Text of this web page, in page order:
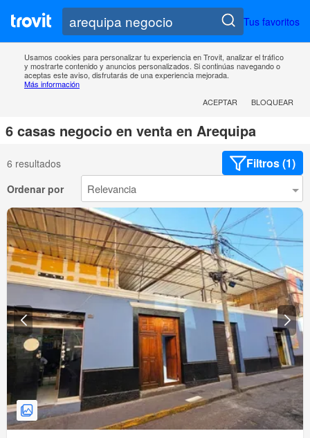
Tus favoritos
Usamos cookies para personalizar tu experiencia en Trovit, analizar el tráfico
y mostrarte contenido y anuncios personalizados. Si continúas navegando o
aceptas este aviso, disfrutarás de una experiencia mejorada.
Más información
ACEPTAR
BLOQUEAR
6 casas negocio en venta en Arequipa
6 resultados Filtros (1)
Ordenar por